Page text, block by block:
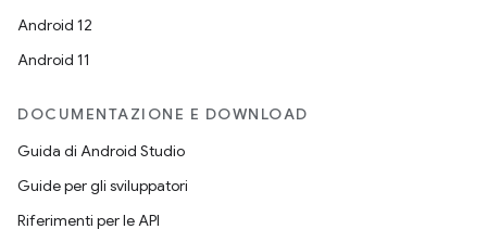
Android 12
Android 11
DOCUMENTAZIONE E DOWNLOAD
Guida di Android Studio
Guide per gli sviluppatori
Riferimenti per le API